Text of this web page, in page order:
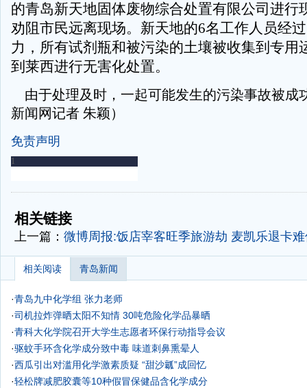
的青岛新天地固体废物综合处置有限公司进行
劝阻市民远离现场。新天地的6名工作人员经
力，所有试剂瓶和被污染的土壤被收集到专用
到莱西进行无害化处置。
由于处理及时，一起可能发生的污染事故被成
新闻网记者 朱颖）
免责声明
-
相关链接
上一篇： 微博周报:饭店宰客旺季旅游劫 麦凯乐退卡
相关阅读 青岛新闻
·青岛九中化学组 张力老师
·司机拉炸弹晒太阳不知情 30吨危险化学品暴晒
·青科大化学院召开大学生志愿者环保行动指导会议
·驱蚊手环含化学成分致中毒 味道刺鼻熏晕人
·西瓜引出对滥用化学激素质疑 “甜沙瓤”成回忆
·轻松牌减肥胶囊等10种假冒保健品含化学成分